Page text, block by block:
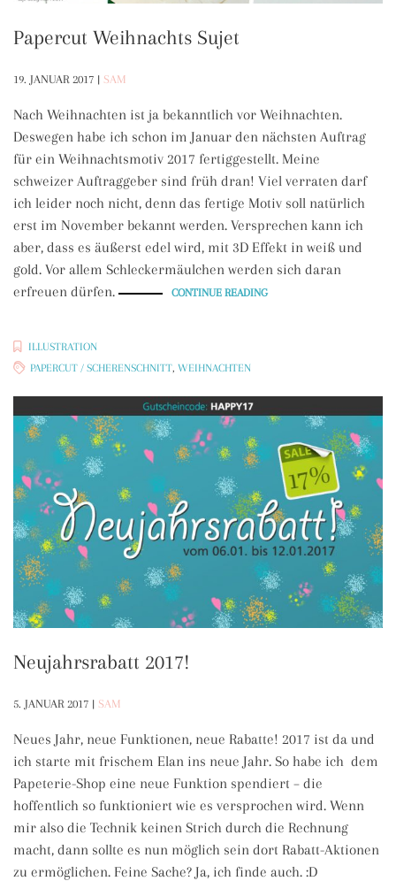
Papercut Weihnachts Sujet
19. JANUAR 2017 | SAM
Nach Weihnachten ist ja bekanntlich vor Weihnachten.
Deswegen habe ich schon im Januar den nächsten Auftrag
für ein Weihnachtsmotiv 2017 fertiggestellt. Meine
schweizer Auftraggeber sind früh dran! Viel verraten darf
ich leider noch nicht, denn das fertige Motiv soll natürlich
erst im November bekannt werden. Versprechen kann ich
aber, dass es äußerst edel wird, mit 3D Effekt in weiß und
gold. Vor allem Schleckermäulchen werden sich daran
erfreuen dürfen.
CONTINUE READING„PAPERCUT
ILLUSTRATION
PAPERCUT / SCHERENSCHNITT, WEIHNACHTEN
Neujahrsrabatt 2017!
5. JANUAR 2017 | SAM
Neues Jahr, neue Funktionen, neue Rabatte! 2017 ist da und
ich starte mit frischem Elan ins neue Jahr. So habe ich dem
Papeterie-Shop eine neue Funktion spendiert – die
hoffentlich so funktioniert wie es versprochen wird. Wenn
mir also die Technik keinen Strich durch die Rechnung
macht, dann sollte es nun möglich sein dort Rabatt-Aktionen
zu ermöglichen. Feine Sache? Ja, ich finde auch. :D